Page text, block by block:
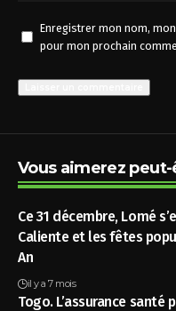
Enregistrer mon nom,
pour mon prochain
Vous aimerez
Ce 31 décembre, Lomé
Caliente et les fêtes
An
il y a 7 mois
Togo. L’assurance santé